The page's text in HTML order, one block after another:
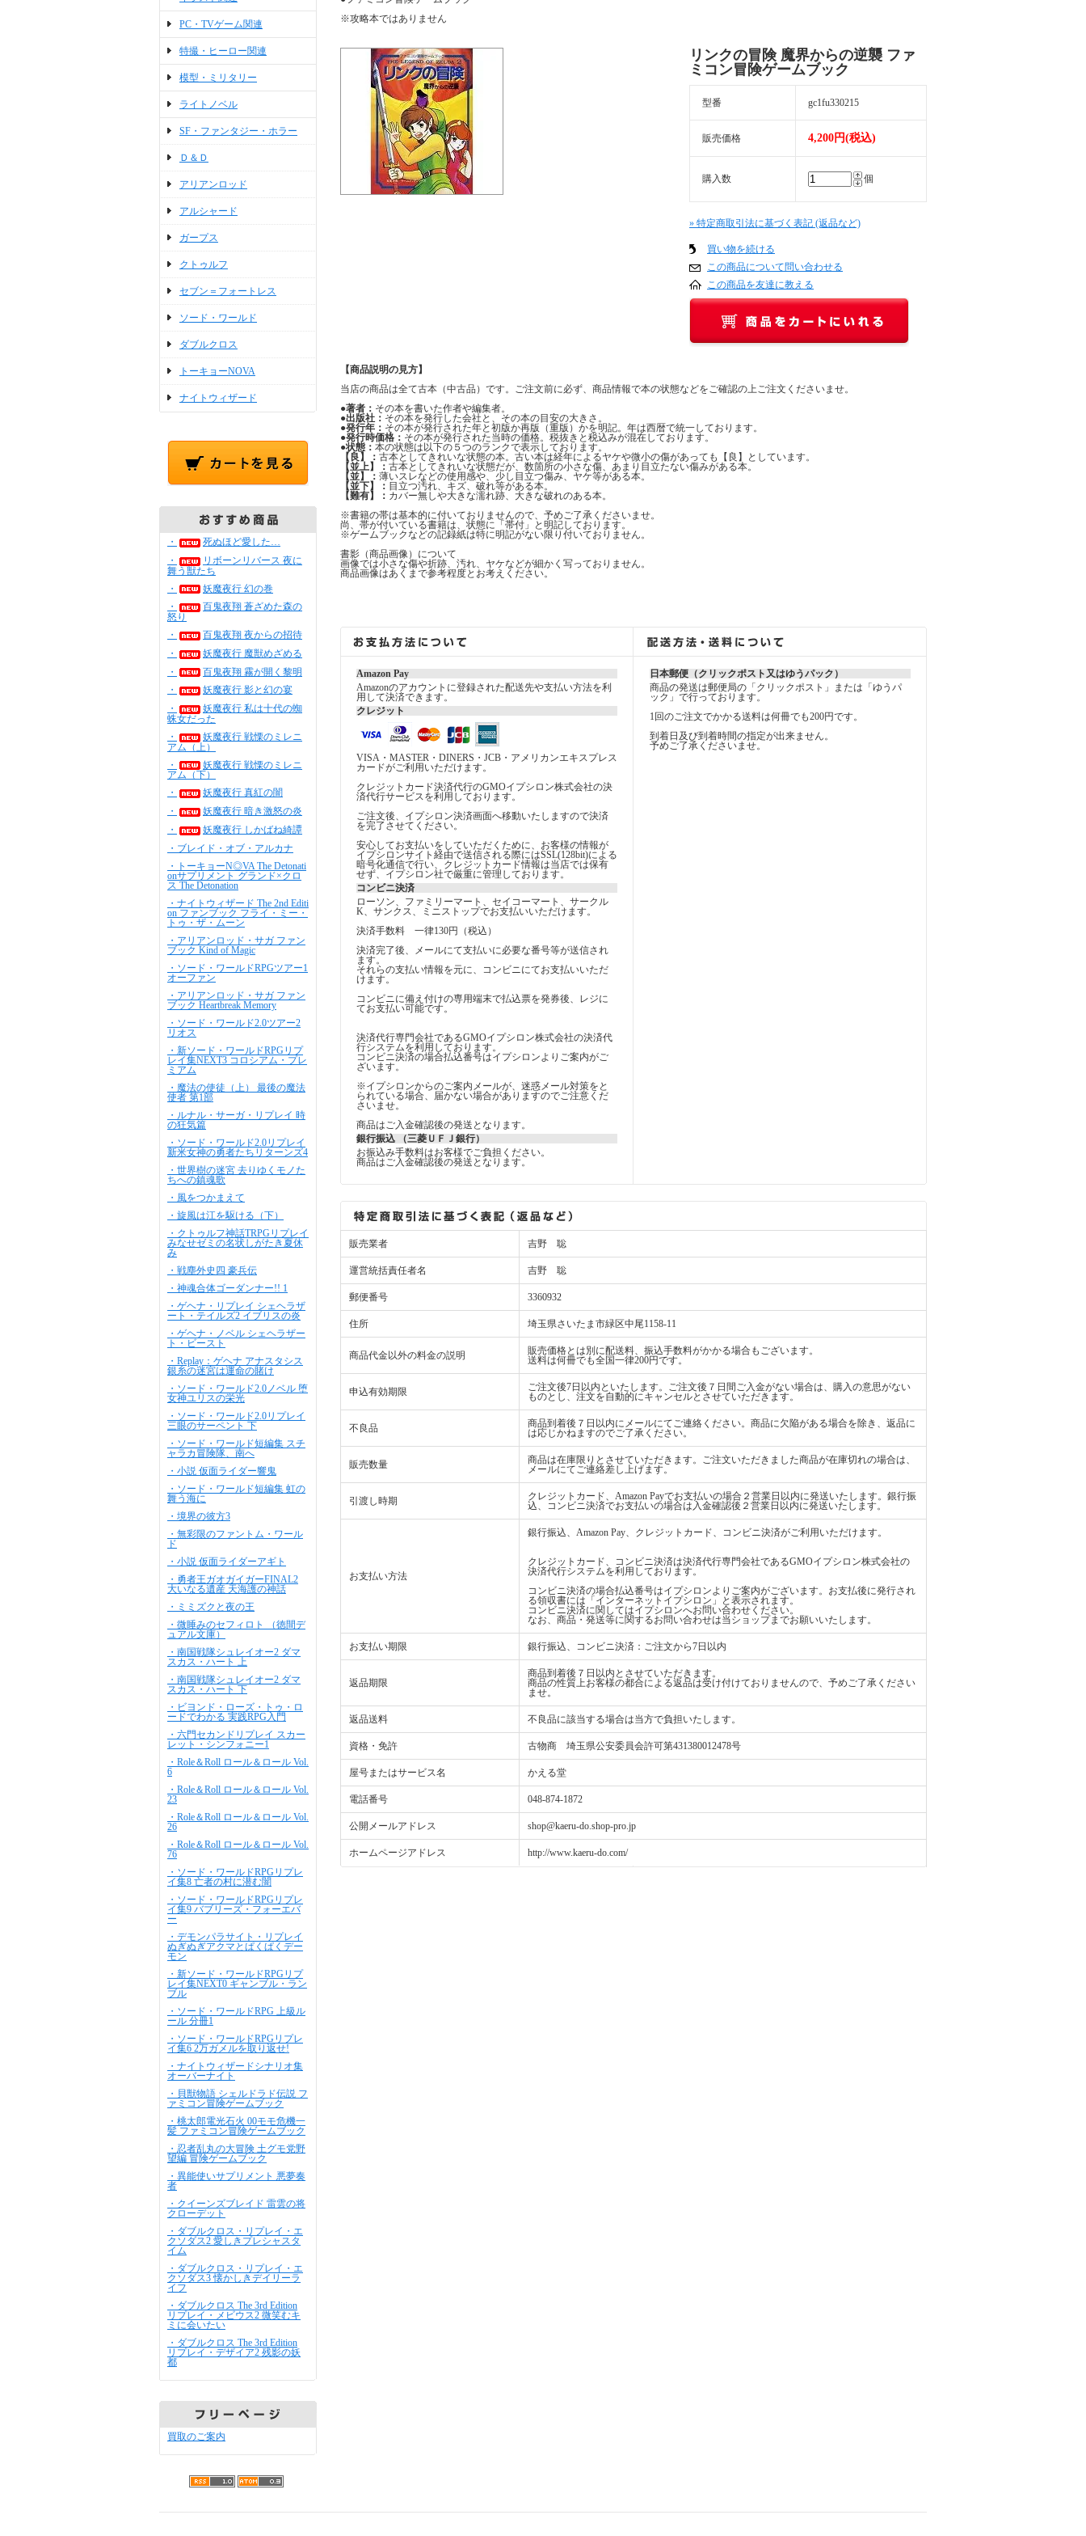
PC・TVゲーム関連
特撮・ヒーロー関連
模型・ミリタリー
ライトノベル
SF・ファンタジー・ホラー
Ｄ＆Ｄ
アリアンロッド
アルシャード
ガープス
クトゥルフ
セブン＝フォートレス
ソード・ワールド
ダブルクロス
トーキョーNOVA
ナイトウィザード
・
死ぬほど愛した…
・
リボーンリバース 夜に
舞う獣たち
・
妖魔夜行 幻の巻
・
百鬼夜翔 蒼ざめた森の
怒り
・
百鬼夜翔 夜からの招待
・
妖魔夜行 魔獣めざめる
・
百鬼夜翔 霧が開く黎明
・
妖魔夜行 影と幻の宴
・
妖魔夜行 私は十代の蜘
蛛女だった
・
妖魔夜行 戦慄のミレニ
アム（上）
・
妖魔夜行 戦慄のミレニ
アム（下）
・
妖魔夜行 真紅の闇
・
妖魔夜行 暗き激怒の炎
・
妖魔夜行 しかばね綺譚
・ブレイド・オブ・アルカナ
・トーキョーN◎VA The Detonati
onサプリメント グランド×クロ
ス The Detonation
・ナイトウィザード The 2nd Editi
on ファンブック フライ・ミー・
トゥ・ザ・ムーン
・アリアンロッド・サガ ファン
ブック Kind of Magic
・ソード・ワールドRPGツアー1
オーファン
・アリアンロッド・サガ ファン
ブック Heartbreak Memory
・ソード・ワールド2.0ツアー2
リオス
・新ソード・ワールドRPGリプ
レイ集NEXT3 コロシアム・プレ
ミアム
・魔法の使徒（上） 最後の魔法
使者 第1部
・ルナル・サーガ・リプレイ 時
の狂気篇
・ソード・ワールド2.0リプレイ
新米女神の勇者たちリターンズ4
・世界樹の迷宮 去りゆくモノた
ちへの鎮魂歌
・風をつかまえて
・旋風は江を駆ける（下）
・クトゥルフ神話TRPGリプレイ
みなせゼミの名状しがたき夏休
み
・戦塵外史四 豪兵伝
・神魂合体ゴーダンナー!! 1
・ゲヘナ・リプレイ シェヘラザ
ート・テイルズ2 イブリスの炎
・ゲヘナ・ノベル シェヘラザー
ト・ビースト
・Replay：ゲヘナ アナスタシス
銀糸の迷宮は運命の賭け
・ソード・ワールド2.0ノベル 堕
女神ユリスの栄光
・ソード・ワールド2.0リプレイ
三眼のサーペント 下
・ソード・ワールド短編集 スチ
ャラカ冒険隊、南へ
・小説 仮面ライダー響鬼
・ソード・ワールド短編集 虹の
舞う海に
・境界の彼方3
・無彩限のファントム・ワール
ド
・小説 仮面ライダーアギト
・勇者王ガオガイガーFINAL2
大いなる遺産 天海護の神話
・ミミズクと夜の王
・微睡みのセフィロト （徳間デ
ュアル文庫）
・南国戦隊シュレイオー2 ダマ
スカス・ハート 上
・南国戦隊シュレイオー2 ダマ
スカス・ハート 下
・ビヨンド・ローズ・トゥ・ロ
ードでわかる 実践RPG入門
・六門セカンドリプレイ スカー
レット・シンフォニー1
・Role＆Roll ロール＆ロール Vol.
6
・Role＆Roll ロール＆ロール Vol.
23
・Role＆Roll ロール＆ロール Vol.
26
・Role＆Roll ロール＆ロール Vol.
76
・ソード・ワールドRPGリプレ
イ集8 亡者の村に潜む闇
・ソード・ワールドRPGリプレ
イ集9 バブリーズ・フォーエバ
ー
・デモンパラサイト・リプレイ
ぬぎぬぎアクマとぱくぱくデー
モン
・新ソード・ワールドRPGリプ
レイ集NEXT0 ギャンブル・ラン
ブル
・ソード・ワールドRPG 上級ル
ール 分冊1
・ソード・ワールドRPGリプレ
イ集6 2万ガメルを取り返せ!
・ナイトウィザードシナリオ集
オーバーナイト
・貝獣物語 シェルドラド伝説 フ
ァミコン冒険ゲームブック
・桃太郎電光石火 00モモ危機一
髪 ファミコン冒険ゲームブック
・忍者乱丸の大冒険 土グモ党野
望編 冒険ゲームブック
・異能使いサプリメント 悪夢奏
者
・クイーンズブレイド 雷雲の将
クローデット
・ダブルクロス・リプレイ・エ
クソダス2 愛しきプレシャスタ
イム
・ダブルクロス・リプレイ・エ
クソダス3 懐かしきデイリーラ
イフ
・ダブルクロス The 3rd Edition
リプレイ・メビウス2 微笑むキ
ミに会いたい
・ダブルクロス The 3rd Edition
リプレイ・デザイア2 残影の妖
都
買取のご案内
※攻略本ではありません
リンクの冒険 魔界からの逆襲 ファ
ミコン冒険ゲームブック
型番 gc1fu330215
販売価格 4,200円(税込)
購入数 個
» 特定商取引法に基づく表記 (返品など)
買い物を続ける
この商品について問い合わせる
この商品を友達に教える
【商品説明の見方】
当店の商品は全て古本（中古品）です。ご注文前に必ず、商品情報で本の状態などをご確認の上ご注文くださいませ。
●著者： その本を書いた作者や編集者。
●出版社： その本を発行した会社と、その本の目安の大きさ。
●発行年： その本が発行された年と初版か再版（重版）かを明記。年は西暦で統一しております。
●発行時価格： その本が発行された当時の価格。税抜きと税込みが混在しております。
●状態： 本の状態は以下の５つのランクで表示しております。
【良】： 古本としてきれいな状態の本。古い本は経年によるヤケや微小の傷があっても【良】としています。
【並上】： 古本としてきれいな状態だが、数箇所の小さな傷、あまり目立たない傷みがある本。
【並】： 薄いスレなどの使用感や、少し目立つ傷み、ヤケ等がある本。
【並下】： 目立つ汚れ、キズ、破れ等がある本。
【難有】： カバー無しや大きな濡れ跡、大きな破れのある本。
※書籍の帯は基本的に付いておりませんので、予めご了承くださいませ。
尚、帯が付いている書籍は、状態に「帯付」と明記しております。
※ゲームブックなどの記録紙は特に明記がない限り付いておりません。
書影（商品画像）について
画像では小さな傷や折跡、汚れ、ヤケなどが細かく写っておりません。
商品画像はあくまで参考程度とお考えください。
Amazon Pay
Amazonのアカウントに登録された配送先や支払い方法を利
用して決済できます。
クレジット
VISA・MASTER・DINERS・JCB・アメリカンエキスプレス
カードがご利用いただけます。
クレジットカード決済代行のGMOイプシロン株式会社の決
済代行サービスを利用しております。
ご注文後、イプシロン決済画面へ移動いたしますので決済
を完了させてください。
安心してお支払いをしていただくために、お客様の情報が
イプシロンサイト経由で送信される際にはSSL(128bit)による
暗号化通信で行い、クレジットカード情報は当店では保有
せず、イプシロン社で厳重に管理しております。
コンビニ決済
ローソン、ファミリーマート、セイコーマート、サークル
K、サンクス、ミニストップでお支払いいただけます。
決済手数料 一律130円（税込）
決済完了後、メールにて支払いに必要な番号等が送信され
ます。
それらの支払い情報を元に、コンビニにてお支払いいただ
けます。
コンビニに備え付けの専用端末で払込票を発券後、レジに
てお支払い可能です。
決済代行専門会社であるGMOイプシロン株式会社の決済代
行システムを利用しております。
コンビニ決済の場合払込番号はイプシロンよりご案内がご
ざいます。
※イプシロンからのご案内メールが、迷惑メール対策をと
られている場合、届かない場合がありますのでご注意くだ
さいませ。
商品はご入金確認後の発送となります。
銀行振込 （三菱ＵＦＪ銀行）
お振込み手数料はお客様でご負担ください。
商品はご入金確認後の発送となります。
日本郵便（クリックポスト又はゆうパック）
商品の発送は郵便局の「クリックポスト」または「ゆうパ
ック」で行っております。
1回のご注文でかかる送料は何冊でも200円です。
到着日及び到着時間の指定が出来ません。
予めご了承くださいませ。
販売業者 吉野 聡
運営統括責任者名 吉野 聡
郵便番号 3360932
住所 埼玉県さいたま市緑区中尾1158-11
商品代金以外の料金の説明
販売価格とは別に配送料、振込手数料がかかる場合もございます。
送料は何冊でも全国一律200円です。
申込有効期限
ご注文後7日以内といたします。ご注文後７日間ご入金がない場合は、購入の意思がない
ものとし、注文を自動的にキャンセルとさせていただきます。
不良品
商品到着後７日以内にメールにてご連絡ください。商品に欠陥がある場合を除き、返品に
は応じかねますのでご了承ください。
販売数量
商品は在庫限りとさせていただきます。ご注文いただきました商品が在庫切れの場合は、
メールにてご連絡差し上げます。
引渡し時期
クレジットカード、Amazon Payでお支払いの場合２営業日以内に発送いたします。銀行振
込、コンビニ決済でお支払いの場合は入金確認後２営業日以内に発送いたします。
お支払い方法
銀行振込、Amazon Pay、クレジットカード、コンビニ決済がご利用いただけます。
クレジットカード、コンビニ決済は決済代行専門会社であるGMOイプシロン株式会社の
決済代行システムを利用しております。
コンビニ決済の場合払込番号はイプシロンよりご案内がございます。お支払後に発行され
る領収書には「インターネットイプシロン」と表示されます。
コンビニ決済に関してはイプシロンへお問い合わせください。
なお、商品・発送等に関するお問い合わせは当ショップまでお願いいたします。
お支払い期限 銀行振込、コンビニ決済：ご注文から7日以内
返品期限
商品到着後７日以内とさせていただきます。
商品の性質上お客様の都合による返品は受け付けておりませんので、予めご了承ください
ませ。
返品送料 不良品に該当する場合は当方で負担いたします。
資格・免許 古物商 埼玉県公安委員会許可第431380012478号
屋号またはサービス名 かえる堂
電話番号 048-874-1872
公開メールアドレス shop@kaeru-do.shop-pro.jp
ホームページアドレス http://www.kaeru-do.com/